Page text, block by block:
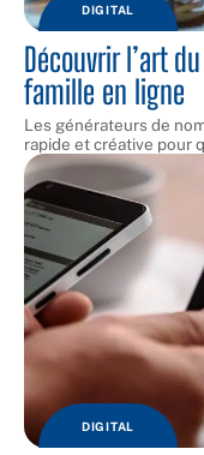
DIGITAL
Découvrir l’art
famille en ligne
Les générateurs de
rapide et créative pour
DIGITAL